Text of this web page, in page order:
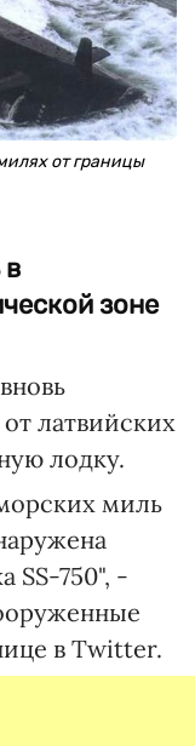
от границы
зоне
латвийских
лодку.
миль
SS-750", -
в Twitter.